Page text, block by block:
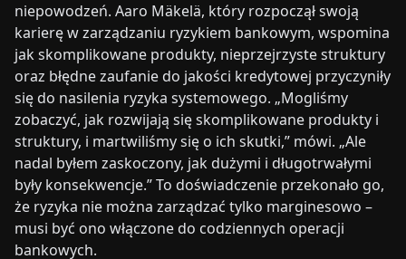
niepowodzeń. Aaro Mäkelä, który rozpoczął swoją
karierę w zarządzaniu ryzykiem bankowym, wspomina
jak skomplikowane produkty, nieprzejrzyste struktury
oraz błędne zaufanie do jakości kredytowej przyczyniły
się do nasilenia ryzyka systemowego. „Mogliśmy
zobaczyć, jak rozwijają się skomplikowane produkty i
struktury, i martwiliśmy się o ich skutki,” mówi. „Ale
nadal byłem zaskoczony, jak dużymi i długotrwałymi
były konsekwencje.” To doświadczenie przekonało go,
że ryzyka nie można zarządzać tylko marginesowo –
musi być ono włączone do codziennych operacji
bankowych.